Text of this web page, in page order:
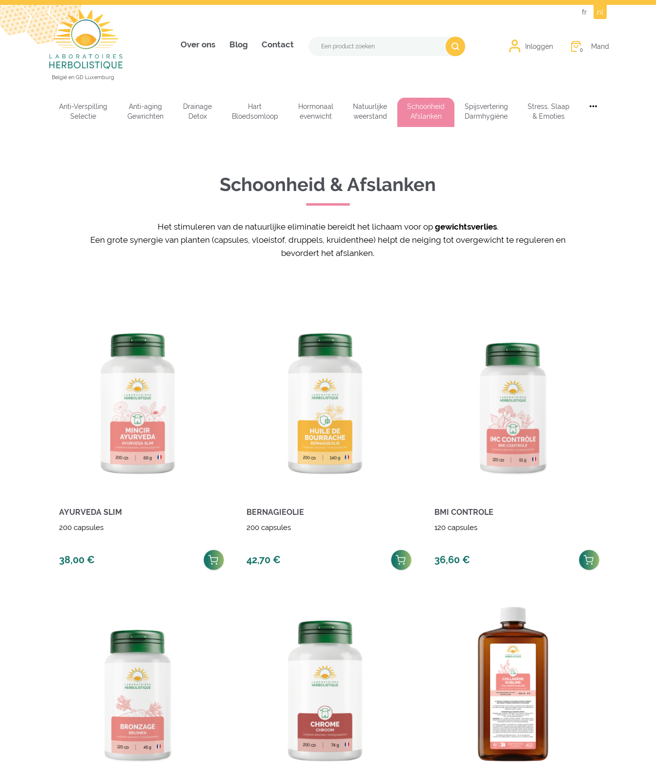
fr nl
België en GD Luxemburg
Over ons Blog Contact Inloggen Mand
0
Anti-Verspilling
Selectie
Anti-aging
Gewrichten
Drainage
Detox
Hart
Bloedsomloop
Hormonaal
evenwicht
Natuurlijke
weerstand
Schoonheid
Afslanken
Spijsvertering
Darmhygiëne
Stress, Slaap
& Emoties
Schoonheid & Afslanken
Het stimuleren van de natuurlijke eliminatie bereidt het lichaam voor op gewichtsverlies.
Een grote synergie van planten (capsules, vloeistof, druppels, kruidenthee) helpt de neiging tot overgewicht te reguleren en
bevordert het afslanken.
AYURVEDA SLIM
200 capsules
38,00 €
BERNAGIEOLIE
200 capsules
42,70€
BMI CONTROLE
120 capsules
36,60 €